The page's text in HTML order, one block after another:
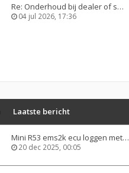
Re: Onderhoud bij dealer of s…
04 jul 2026, 17:36
Laatste bericht
Mini R53 ems2k ecu loggen met…
20 dec 2025, 00:05